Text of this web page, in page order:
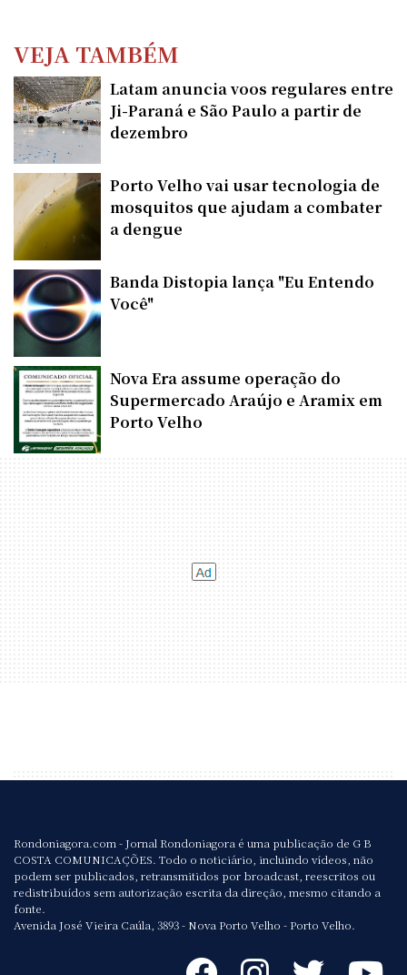
VEJA TAMBÉM
Latam anuncia voos regulares entre
Ji-Paraná e São Paulo a partir de
dezembro
Porto Velho vai usar tecnologia de
mosquitos que ajudam a combater
a dengue
Banda Distopia lança "Eu Entendo
Você"
Nova Era assume operação do
Supermercado Araújo e Aramix em
Porto Velho
Rondoniagora.com - Jornal Rondoniagora é uma publicação de G B
COSTA COMUNICAÇÕES. Todo o noticiário, incluindo vídeos, não
podem ser publicados, retransmitidos por broadcast, reescritos ou
redistribuídos sem autorização escrita da direção, mesmo citando a
fonte.
Avenida José Vieira Caúla, 3893 - Nova Porto Velho - Porto Velho.